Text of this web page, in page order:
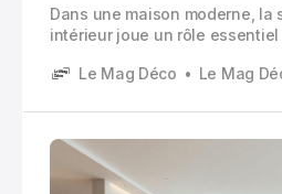
Dans une maison moderne, la
intérieur joue un rôle
créer espaces distincts sans
Le Mag Déco Le Mag